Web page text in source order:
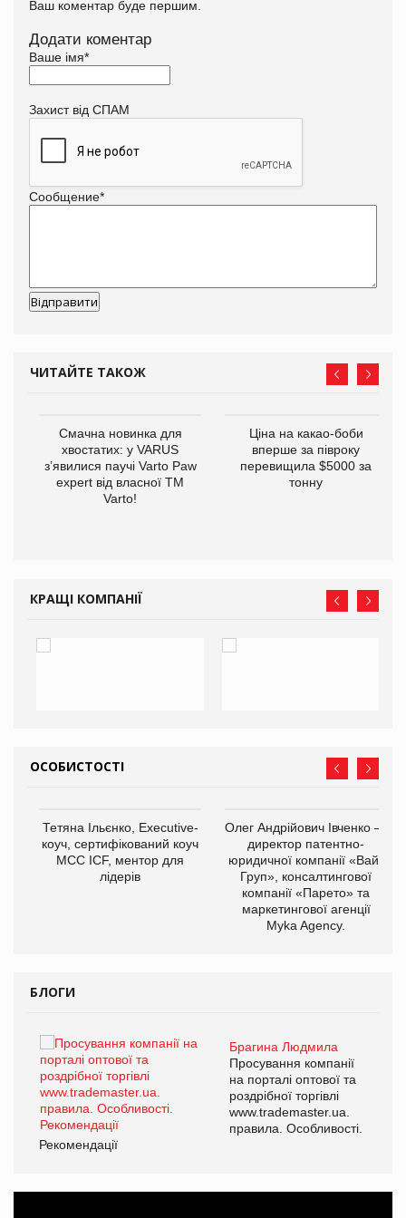
Ваш коментар буде першим.
Додати коментар
Ваше імя*
Захист від СПАМ
Сообщение*
ЧИТАЙТЕ ТАКОЖ
Смачна новинка для
хвостатих: у VARUS
з’явилися паучі Varto Paw
expert від власної ТМ
Varto!
Ціна на какао-боби
вперше за півроку
перевищила $5000 за
тонну
КРАЩІ КОМПАНІЇ
ОСОБИСТОСТІ
Тетяна Ільєнко, Executive-
коуч, сертифікований коуч
МСС ICF, ментор для
лідерів
Олег Андрійович Івченко —
директор патентно-
юридичної компанії «Вайз
Груп», консалтингової
компанії «Парето» та
маркетингової агенції
Myka Agency.
БЛОГИ
Брагина Людмила
Просування компанії
на порталі оптової та
роздрібної торгівлі
www.trademaster.ua.
правила. Особливості.
Рекомендації